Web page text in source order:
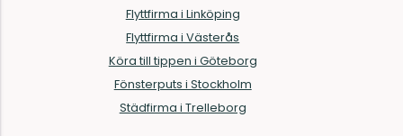
Flyttfirma i Linköping
Flyttfirma i Västerås
Köra till tippen i Göteborg
Fönsterputs i Stockholm
Städfirma i Trelleborg